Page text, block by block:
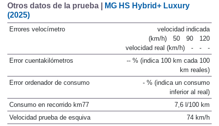
Otros datos de la prueba | MG HS Hybrid+ Luxury
(2025)
Errores velocímetro
velocidad indicada
(km/h)
50 90
120
velocidad real (km/h)
- -
-
Error cuentakilómetros
-- % (indica 100 km cada 100
km reales)
Error ordenador de consumo
- % (indica un consumo
inferior al real)
Consumo en recorrido km77
7,6 l/100 km
Velocidad prueba de esquiva
74 km/h